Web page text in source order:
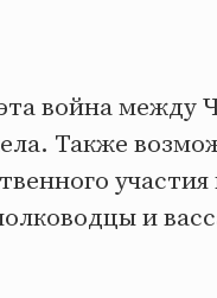
война между
Также
и